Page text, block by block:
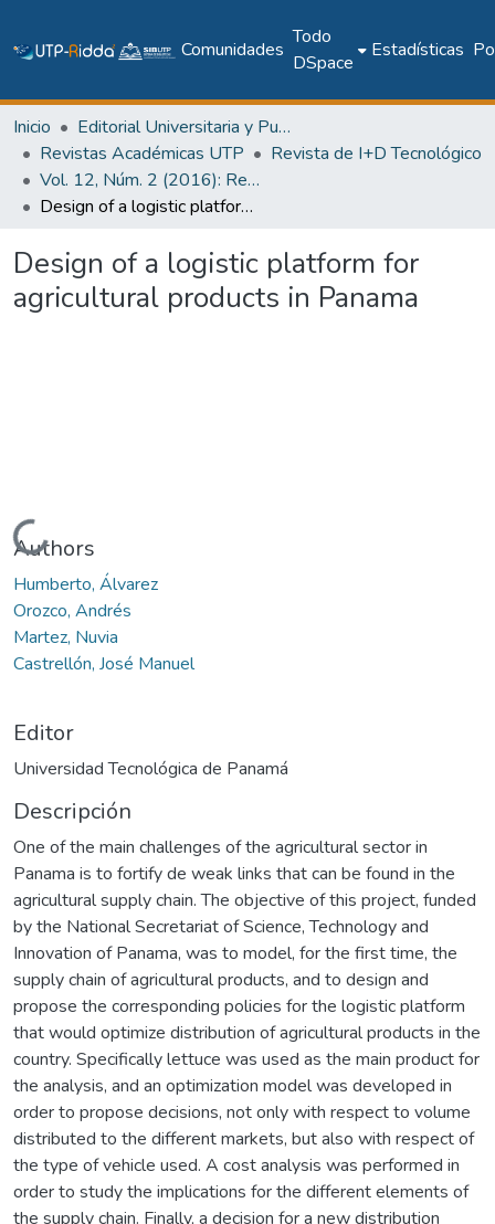
Comunidades
Todo
DSpace
Estadísticas
Inicio
Editorial Universitaria y Publicaciones Seriadas
Revistas Académicas UTP
Revista de I+D Tecnológico
Vol. 12, Núm. 2 (2016): Revista I+D Tecnológico
Design of a logistic platform for agricultural products in Panama
Design of a logistic platform for
agricultural products in Panama
Cargando...
Authors
Humberto, Álvarez
Orozco, Andrés
Martez, Nuvia
Castrellón, José Manuel
Editor
Universidad Tecnológica de Panamá
Descripción
One of the main challenges of the agricultural sector in
Panama is to fortify de weak links that can be found in the
agricultural supply chain. The objective of this project, funded
by the National Secretariat of Science, Technology and
Innovation of Panama, was to model, for the first time, the
supply chain of agricultural products, and to design and
propose the corresponding policies for the logistic platform
that would optimize distribution of agricultural products in the
country. Specifically lettuce was used as the main product for
the analysis, and an optimization model was developed in
order to propose decisions, not only with respect to volume
distributed to the different markets, but also with respect of
the type of vehicle used. A cost analysis was performed in
order to study the implications for the different elements of
the supply chain. Finally, a decision for a new distribution